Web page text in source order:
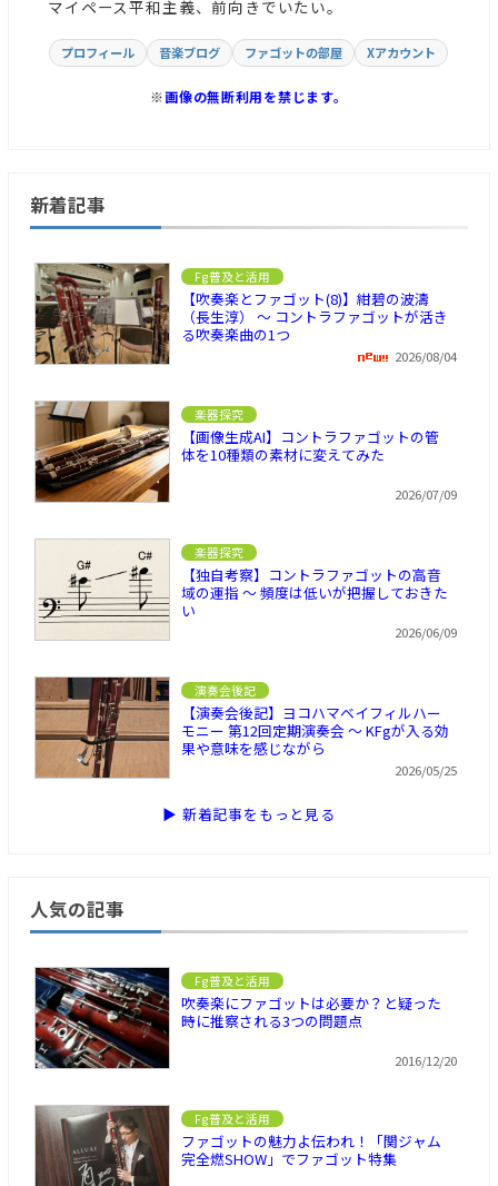
マイペース平和主義、前向きでいたい。
プロフィール 音楽ブログ ファゴットの部屋 Xアカウント
※画像の無断利用を禁じます。
新着記事
Fg普及と活用
【吹奏楽とファゴット(8)】紺碧の波濤
（長生淳） ～ コントラファゴットが活き
る吹奏楽曲の1つ
2026/08/04
楽器探究
【画像生成AI】コントラファゴットの管
体を10種類の素材に変えてみた
2026/07/09
楽器探究
【独自考察】コントラファゴットの高音
域の運指 ～ 頻度は低いが把握しておきた
い
2026/06/09
演奏会後記
【演奏会後記】ヨコハマベイフィルハー
モニー 第12回定期演奏会 ～ KFgが入る効
果や意味を感じながら
2026/05/25
▶ 新着記事をもっと見る
人気の記事
Fg普及と活用
吹奏楽にファゴットは必要か？と疑った
時に推察される3つの問題点
2016/12/20
Fg普及と活用
ファゴットの魅力よ伝われ！「関ジャム
完全燃SHOW」でファゴット特集